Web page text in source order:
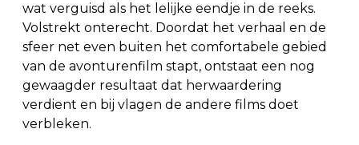
wat verguisd als het lelijke eendje in de reeks.
Volstrekt onterecht. Doordat het verhaal en de
sfeer net even buiten het comfortabele gebied
van de avonturenfilm stapt, ontstaat een nog
gewaagder resultaat dat herwaardering
verdient en bij vlagen de andere films doet
verbleken.